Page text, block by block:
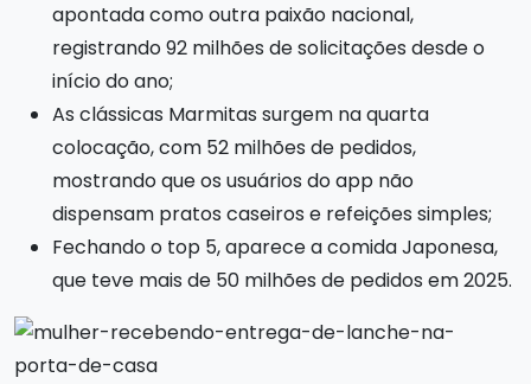
apontada como outra paixão nacional,
registrando 92 milhões de solicitações desde o
início do ano;
As clássicas Marmitas surgem na quarta
colocação, com 52 milhões de pedidos,
mostrando que os usuários do app não
dispensam pratos caseiros e refeições simples;
Fechando o top 5, aparece a comida Japonesa,
que teve mais de 50 milhões de pedidos em 2025.